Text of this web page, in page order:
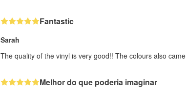
Fantastic
Sarah
The quality of the vinyl is very good!! The colours also
Melhor do que poderia imaginar